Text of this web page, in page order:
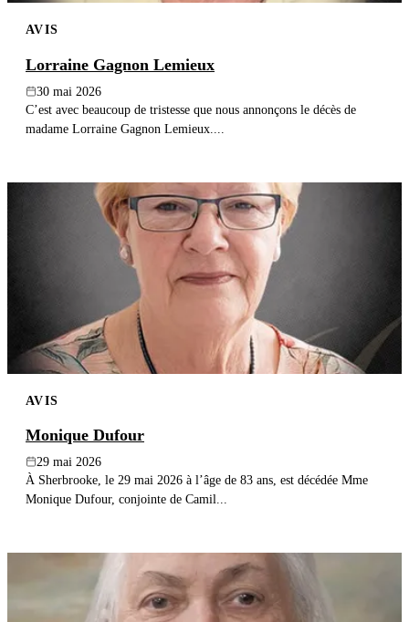
AVIS
Lorraine Gagnon Lemieux
30 mai 2026
C’est avec beaucoup de tristesse que nous annonçons le décès de
madame Lorraine Gagnon Lemieux....
AVIS
Monique Dufour
29 mai 2026
À Sherbrooke, le 29 mai 2026 à l’âge de 83 ans, est décédée Mme
Monique Dufour, conjointe de Camil...